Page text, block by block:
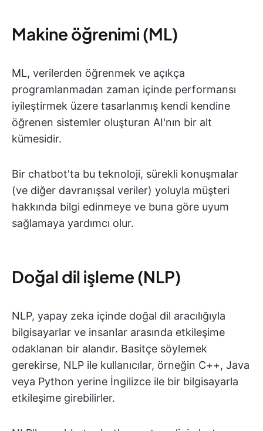
Makine öğrenimi (ML)
ML, verilerden öğrenmek ve açıkça
programlanmadan zaman içinde performansı
iyileştirmek üzere tasarlanmış kendi kendine
öğrenen sistemler oluşturan AI'nın bir alt
kümesidir.
Bir chatbot'ta bu teknoloji, sürekli konuşmalar
(ve diğer davranışsal veriler) yoluyla müşteri
hakkında bilgi edinmeye ve buna göre uyum
sağlamaya yardımcı olur.
Doğal dil işleme (NLP)
NLP, yapay zeka içinde doğal dil aracılığıyla
bilgisayarlar ve insanlar arasında etkileşime
odaklanan bir alandır. Basitçe söylemek
gerekirse, NLP ile kullanıcılar, örneğin C++, Java
veya Python yerine İngilizce ile bir bilgisayarla
etkileşime girebilirler.